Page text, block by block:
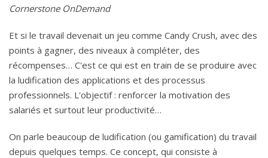
Cornerstone OnDemand
Et si le travail devenait un jeu comme Candy Crush, avec des
points à gagner, des niveaux à compléter, des
récompenses… C'est ce qui est en train de se produire avec
la ludification des applications et des processus
professionnels. L'objectif : renforcer la motivation des
salariés et surtout leur productivité…
On parle beaucoup de ludification (ou gamification) du travail
depuis quelques temps. Ce concept, qui consiste à